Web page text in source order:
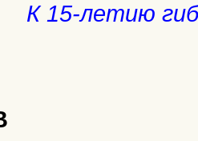
К 15-летию